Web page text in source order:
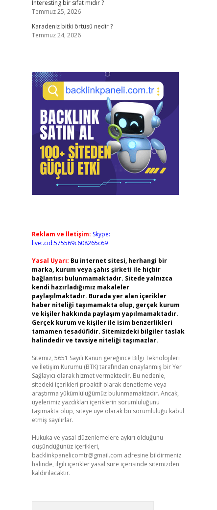
Interesting bir sıfat mıdır ?
Temmuz 25, 2026
Karadeniz bitki örtüsü nedir ?
Temmuz 24, 2026
Reklam ve İletişim: Skype:
live:.cid.575569c608265c69
Yasal Uyarı: Bu internet sitesi, herhangi bir
marka, kurum veya şahıs şirketi ile hiçbir
bağlantısı bulunmamaktadır. Sitede yalnızca
kendi hazırladığımız makaleler
paylaşılmaktadır. Burada yer alan içerikler
haber niteliği taşımamakta olup, gerçek kurum
ve kişiler hakkında paylaşım yapılmamaktadır.
Gerçek kurum ve kişiler ile isim benzerlikleri
tamamen tesadüfidir. Sitemizdeki bilgiler taslak
halindedir ve tavsiye niteliği taşımazlar.
Sitemiz, 5651 Sayılı Kanun gereğince Bilgi Teknolojileri
ve İletişim Kurumu (BTK) tarafından onaylanmış bir Yer
Sağlayıcı olarak hizmet vermektedir. Bu nedenle,
sitedeki içerikleri proaktif olarak denetleme veya
araştırma yükümlülüğümüz bulunmamaktadır. Ancak,
üyelerimiz yazdıkları içeriklerin sorumluluğunu
taşımakta olup, siteye üye olarak bu sorumluluğu kabul
etmiş sayılırlar.
Hukuka ve yasal düzenlemelere aykırı olduğunu
düşündüğünüz içerikleri,
backlinkpanelicomtr@gmail.com adresine bildirmeniz
halinde, ilgili içerikler yasal süre içerisinde sitemizden
kaldırılacaktır.